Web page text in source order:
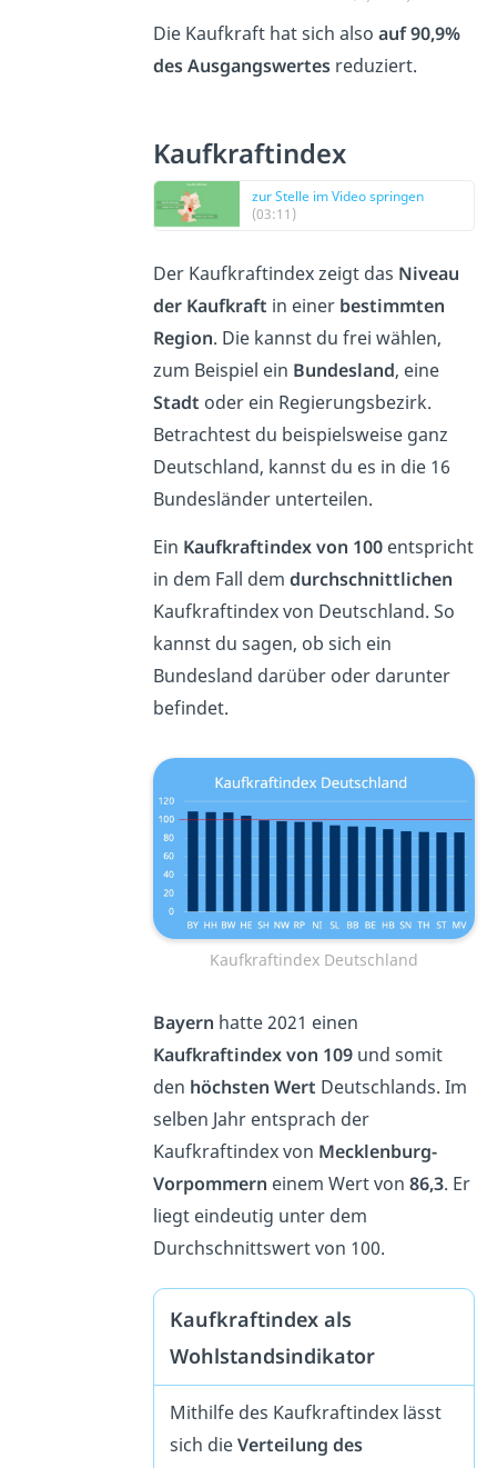
Die Kaufkraft hat sich also auf 90,9%
des Ausgangswertes reduziert.
Kaufkraftindex
zur Stelle im Video springen
(03:11)
Der Kaufkraftindex zeigt das Niveau
der Kaufkraft in einer bestimmten
Region. Die kannst du frei wählen,
zum Beispiel ein Bundesland, eine
Stadt oder ein Regierungsbezirk.
Betrachtest du beispielsweise ganz
Deutschland, kannst du es in die 16
Bundesländer unterteilen.
Ein Kaufkraftindex von 100entspricht
in dem Fall dem durchschnittlichen
Kaufkraftindex von Deutschland. So
kannst du sagen, ob sich ein
Bundesland darüber oder darunter
befindet.
Kaufkraftindex Deutschland
Bayern hatte 2021 einen
Kaufkraftindex von 109und somit
den höchsten Wert Deutschlands. Im
selben Jahr entsprach der
Kaufkraftindex von Mecklenburg-
Vorpommern einem Wert von 86,3. Er
liegt eindeutig unter dem
Durchschnittswert von 100.
Kaufkraftindex als
Wohlstandsindikator
Mithilfe des Kaufkraftindex lässt
sich dieVerteilung des